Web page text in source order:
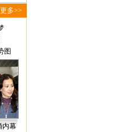
更多>>
图
内幕